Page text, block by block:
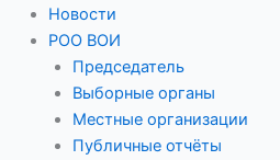
Новости
РОО ВОИ
Председатель
Выборные органы
Местные организации
Публичные отчёты